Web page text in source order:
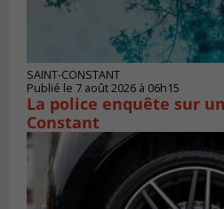
SAINT-CONSTANT
Publié le 7 août 2026 à 06h15
La police enquête sur
Constant